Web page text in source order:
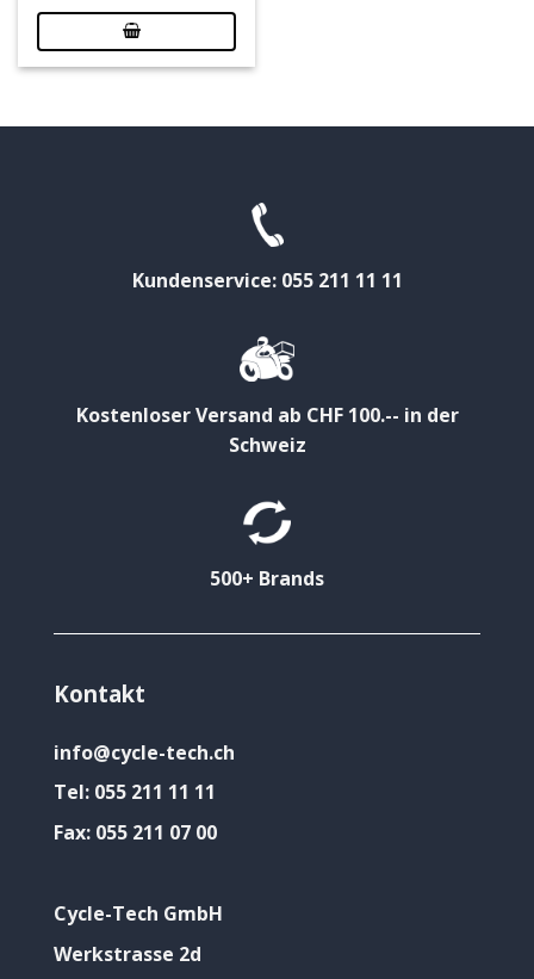
Kundenservice: 055 211 11 11
Kostenloser Versand ab CHF 100.-- in der
Schweiz
500+ Brands
Kontakt
info@cycle-tech.ch
Tel: 055 211 11 11
Fax: 055 211 07 00
Cycle-Tech GmbH
Werkstrasse 2d